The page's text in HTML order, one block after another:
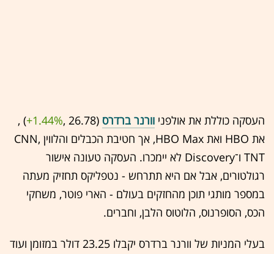
העסקה כוללת את אולפני וורנר ברדרס (26.78 ,‎
+1.44%
‏) ,
את HBO ואת HBO Max, אך חטיבת הכבלים והלווין CNN,
TNT ו־Discovery לא יימכרו. העסקה טעונה אישור
רגולטורים, אבל אם היא תתרחש - נטפליקס תחזיק מעתה
במספר מותגי תוכן מהחזקים בעולם - הארי פוטר, משחקי
הכס, הסופרנוס, הלוטוס הלבן, וחברים.
בעלי המניות של וורנר ברדרס יקבלו 23.25 דולר במזומן ועוד